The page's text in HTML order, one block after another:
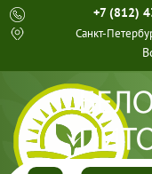
+7 (812)
Санкт-